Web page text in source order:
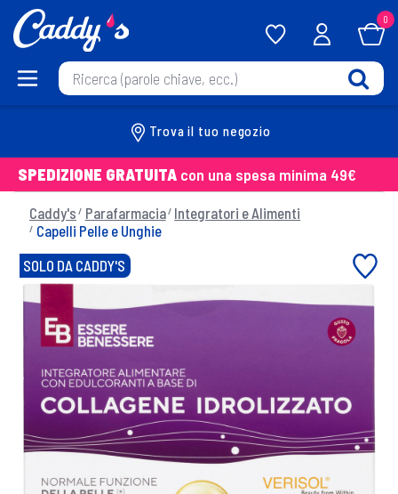
0
Trova il tuo negozio
SPEDIZIONE GRATUITA con una spesa minima 49€
Caddy's Parafarmacia Integratori e Alimenti
Capelli Pelle e Unghie
SOLO DA CADDY'S